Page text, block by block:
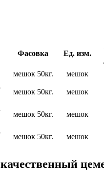
Фасовка Ед. изм.
мешок 50кг. мешок
мешок 50кг. мешок
мешок 50кг. мешок
мешок 50кг. мешок